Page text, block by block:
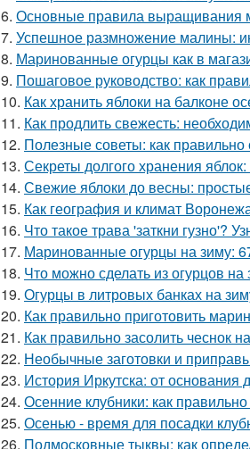
6. Основные правила выращивания
7. Успешное размножение малины:
8. Маринованные огурцы как в
9. Пошаговое руководство: как
10. Как хранить яблоки на балконе
11. Как продлить свежесть:
12. Полезные советы: как
13. Секреты долгого хранения
14. Свежие яблоки до весны:
15. Как география и климат
16. Что такое трава 'заткни гузно'?
17. Маринованные огурцы на зиму:
18. Что можно сделать из огурцов
19. Огурцы в литровых банках на
20. Как правильно приготовить
21. Как правильно засолить чеснок
22. Необычные заготовки и
23. История Иркутска: от основания
24. Осенние клубники: как
25. Осенью - время для посадки
26. Подмосковные тыквы: как